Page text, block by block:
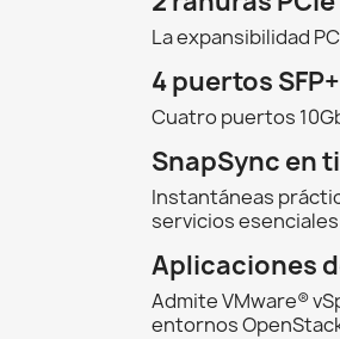
La expansibilidad
4 puertos
Cuatro puertos
SnapSync en
Instantáneas
servicios
Aplicaciones
Admite VMware®
entornos